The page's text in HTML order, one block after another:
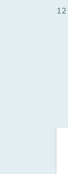
12